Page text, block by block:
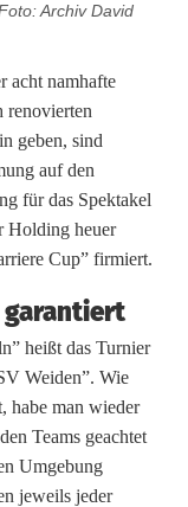
Archiv David
acht namhafte
renovierten
geben, sind
auf den
für das Spektakel
Holding heuer
Cup” firmiert.
garantiert
heißt das Turnier
Weiden”. Wie
habe man wieder
Teams geachtet
Umgebung
jeweils jeder